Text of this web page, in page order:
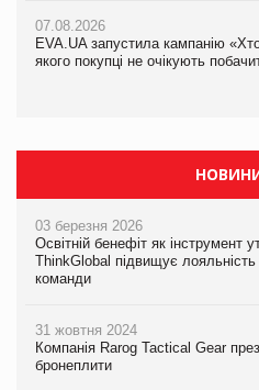
07.08.2026
EVA.UA запустила кампанію
якого покупці не очікують
05.08.2026
Мережа супермаркетів VARUS
03 березня 2026
Освітній бенефіт як інструмент
ThinkGlobal підвищує лояльність
команди
31 жовтня 2024
Компанія Rarog Tactical Gear
бронеплити